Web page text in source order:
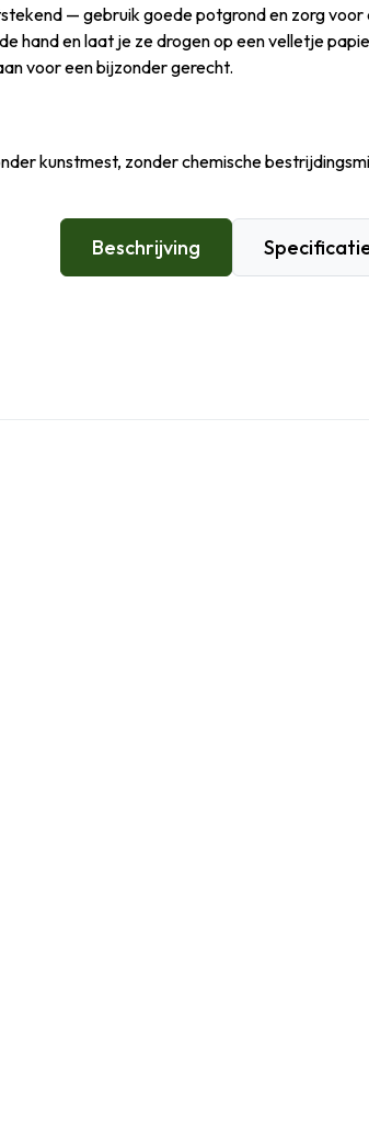
— gebruik goede potgrond en zorg
hand en laat je ze drogen op een velletje
voor een bijzonder gerecht.
kunstmest, zonder chemische
Beschrijving